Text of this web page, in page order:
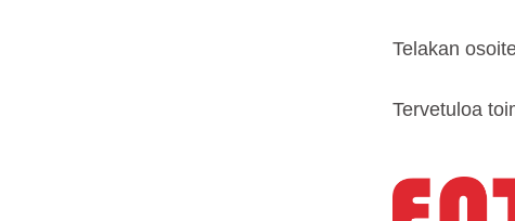
Telakan
Tervetuloa